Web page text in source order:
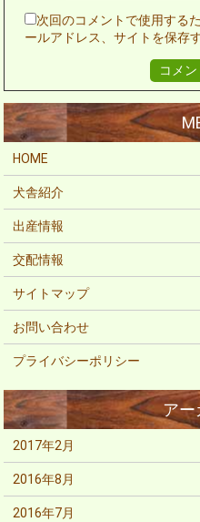
次回のコメントで使用する
ールアドレス、サイトを保存す
HOME
犬舎紹介
出産情報
交配情報
サイトマップ
お問い合わせ
プライバシーポリシー
2017年2月
2016年8月
2016年7月